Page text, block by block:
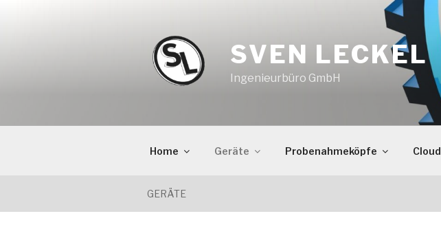
SVEN LECKEL
Ingenieurbüro GmbH
Home Geräte Probenahmeköpfe Cloud
GERÄTE